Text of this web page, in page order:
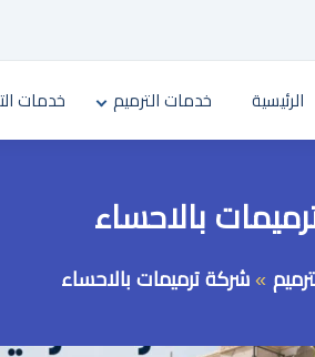
الرئيسية خدمات الترميم خدمات
بالاحساء
شركة ترميمات بالاحساء